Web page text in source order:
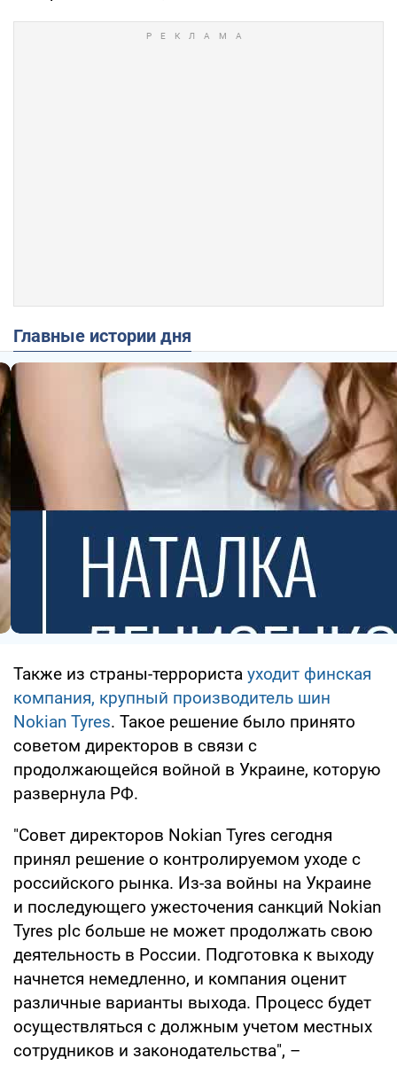
Главные истории дня
Также из страны-террориста уходит финская
компания, крупный производитель шин
Nokian Tyres. Такое решение было принято
советом директоров в связи с
продолжающейся войной в Украине, которую
развернула РФ.
"Совет директоров Nokian Tyres сегодня
принял решение о контролируемом уходе с
российского рынка. Из-за войны на Украине
и последующего ужесточения санкций Nokian
Tyres plc больше не может продолжать свою
деятельность в России. Подготовка к выходу
начнется немедленно, и компания оценит
различные варианты выхода. Процесс будет
осуществляться с должным учетом местных
сотрудников и законодательства", –